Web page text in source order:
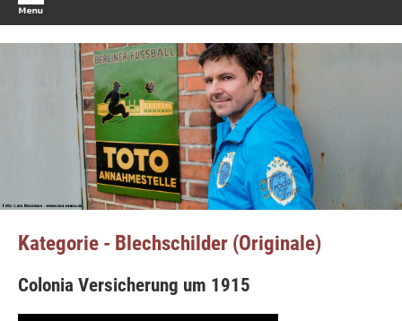
Kategorie - Blechschilder (Originale)
Colonia Versicherung um 1915